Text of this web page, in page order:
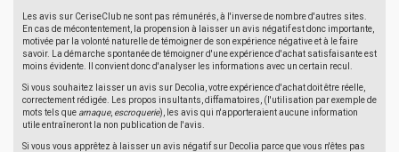
Les avis sur CeriseClub ne sont pas rémunérés, à l'inverse de nombre d'autres sites.
En cas de mécontentement, la propension à laisser un avis négatif est donc importante,
motivée par la volonté naturelle de témoigner de son expérience négative et à le faire
savoir. La démarche spontanée de témoigner d'une expérience d'achat satisfaisante est
moins évidente. Il convient donc d'analyser les informations avec un certain recul.
Si vous souhaitez laisser un avis sur Decolia, votre expérience d'achat doit être réelle,
correctement rédigée. Les propos insultants, diffamatoires, (l'utilisation par exemple de
mots tels que arnaque, escroquerie), les avis qui n'apporteraient aucune information
utile entraîneront la non publication de l'avis.
Si vous vous apprêtez à laisser un avis négatif sur Decolia parce que vous n'êtes pas